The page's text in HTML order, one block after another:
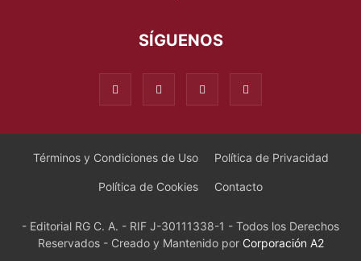
SÍGUENOS
Términos y Condiciones de Uso Política de Privacidad
Política de Cookies Contacto
- Editorial RG C. A. - RIF J-30111338-1 - Todos los Derechos
Reservados - Creado y Mantenido por Corporación A2